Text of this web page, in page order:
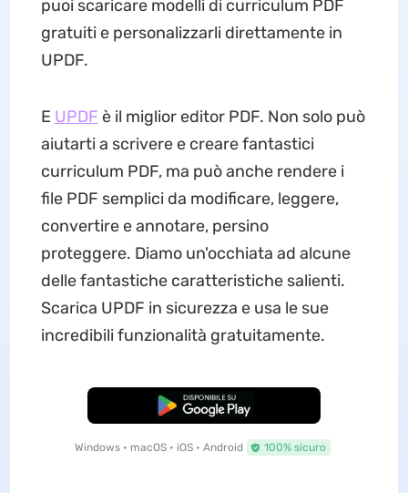
puoi scaricare modelli di curriculum PDF
gratuiti e personalizzarli direttamente in
UPDF.
E UPDF è il miglior editor PDF. Non solo può
aiutarti a scrivere e creare fantastici
curriculum PDF, ma può anche rendere i
file PDF semplici da modificare, leggere,
convertire e annotare, persino
proteggere. Diamo un'occhiata ad alcune
delle fantastiche caratteristiche salienti.
Scarica UPDF in sicurezza e usa le sue
incredibili funzionalità gratuitamente.
Download Gratis
Windows • macOS • iOS • Android 100% sicuro